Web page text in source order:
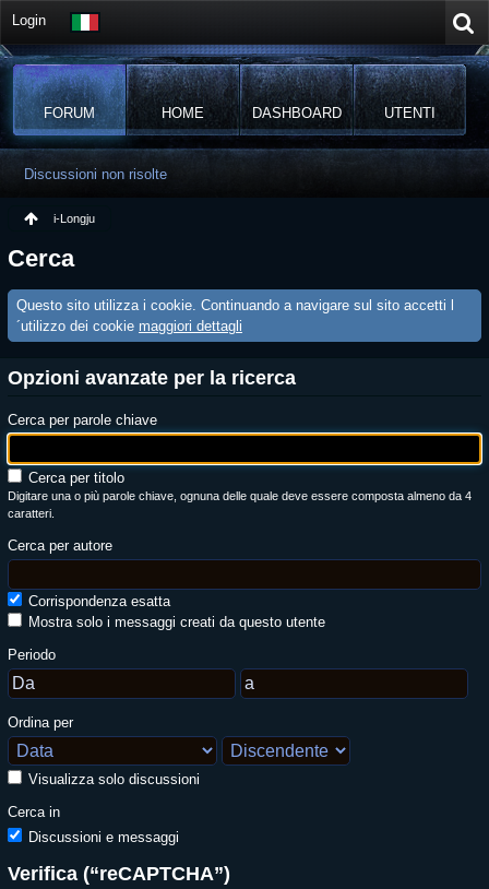
Login
FORUM HOME DASHBOARD UTENTI
Discussioni non risolte
i-Longju
Cerca
Questo sito utilizza i cookie. Continuando a navigare sul sito accetti l
´utilizzo dei cookie maggiori dettagli
Opzioni avanzate per la ricerca
Cerca per parole chiave
Cerca per titolo
Digitare una o più parole chiave, ognuna delle quale deve essere composta almeno da 4
caratteri.
Cerca per autore
Corrispondenza esatta
Mostra solo i messaggi creati da questo utente
Periodo
Ordina per
Visualizza solo discussioni
Cerca in
Discussioni e messaggi
Verifica (“reCAPTCHA”)